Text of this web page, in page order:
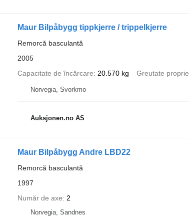
Maur Bilpåbygg tippkjerre / trippelkjerre
Remorcă basculantă
2005
Capacitate de încărcare
20.570 kg Greutate proprie
Norvegia, Svorkmo
Auksjonen.no AS
Maur Bilpåbygg Andre LBD22
Remorcă basculantă
1997
Număr de axe
2
Norvegia, Sandnes